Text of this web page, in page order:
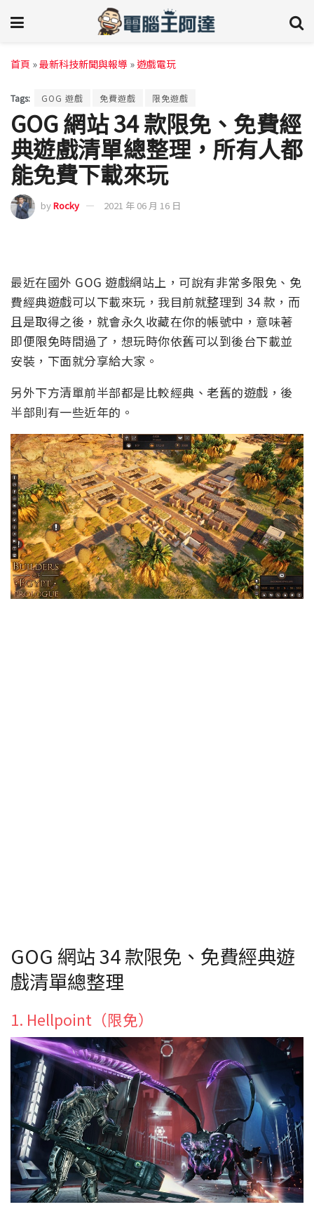
首頁 »最新科技新聞與報導 »遊戲電玩
Tags: GOG 遊戲 免費遊戲 限免遊戲
GOG 網站 34 款限免、免費經
典遊戲清單總整理，所有人都
能免費下載來玩
byRocky 2021 年 06 月 16 日
最近在國外 GOG 遊戲網站上，可說有非常多限免、免
費經典遊戲可以下載來玩，我目前就整理到 34 款，而
且是取得之後，就會永久收藏在你的帳號中，意味著
即便限免時間過了，想玩時你依舊可以到後台下載並
安裝，下面就分享給大家。
另外下方清單前半部都是比較經典、老舊的遊戲，後
半部則有一些近年的。
GOG 網站 34 款限免、免費經典遊
戲清單總整理
1. Hellpoint（限免）